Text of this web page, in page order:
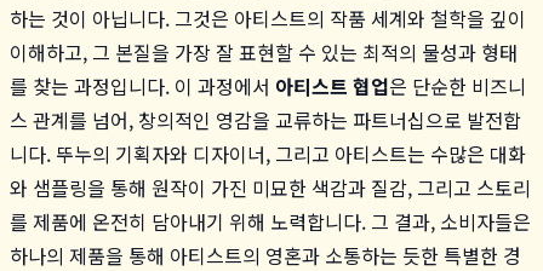
하는 것이 아닙니다. 그것은 아티스트의 작품 세계와 철학을 깊이
이해하고, 그 본질을 가장 잘 표현할 수 있는 최적의 물성과 형태
를 찾는 과정입니다. 이 과정에서 아티스트 협업은 단순한 비즈니
스 관계를 넘어, 창의적인 영감을 교류하는 파트너십으로 발전합
니다. 뚜누의 기획자와 디자이너, 그리고 아티스트는 수많은 대화
와 샘플링을 통해 원작이 가진 미묘한 색감과 질감, 그리고 스토리
를 제품에 온전히 담아내기 위해 노력합니다. 그 결과, 소비자들은
하나의 제품을 통해 아티스트의 영혼과 소통하는 듯한 특별한 경